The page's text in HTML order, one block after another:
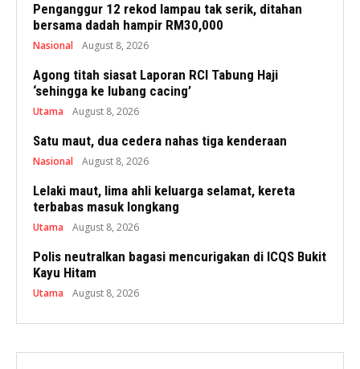
Penganggur 12 rekod lampau tak serik, ditahan
bersama dadah hampir RM30,000
Nasional August 8, 2026
Agong titah siasat Laporan RCI Tabung Haji
‘sehingga ke lubang cacing’
Utama August 8, 2026
Satu maut, dua cedera nahas tiga kenderaan
Nasional August 8, 2026
Lelaki maut, lima ahli keluarga selamat, kereta
terbabas masuk longkang
Utama August 8, 2026
Polis neutralkan bagasi mencurigakan di ICQS Bukit
Kayu Hitam
Utama August 8, 2026